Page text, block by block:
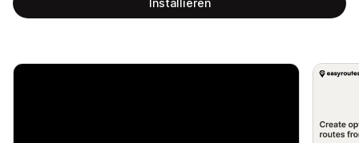
Installieren